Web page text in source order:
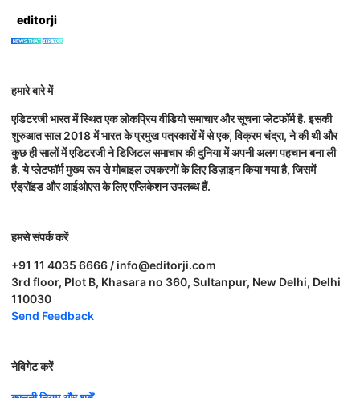
editorji
हमारे बारे में
एडिटरजी भारत में स्थित एक लोकप्रिय वीडियो समाचार और सूचना प्लेटफॉर्म है. इसकी
शुरुआत साल 2018 में भारत के प्रमुख पत्रकारों में से एक, विक्रम चंद्रा, ने की थी और
कुछ ही सालों में एडिटरजी ने डिजिटल समाचार की दुनिया में अपनी अलग पहचान बना ली
है. ये प्लेटफॉर्म मुख्य रूप से मोबाइल उपकरणों के लिए डिज़ाइन किया गया है, जिसमें
एंड्रॉइड और आईओएस के लिए एप्लिकेशन उपलब्ध हैं.
हमसे संपर्क करें
+91 11 4035 6666 / info@editorji.com
3rd floor, Plot B, Khasara no 360, Sultanpur, New Delhi, Delhi
110030
Send Feedback
नेविगेट करें